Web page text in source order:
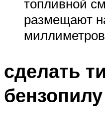
топливной
размещают
сделать
бензопилу